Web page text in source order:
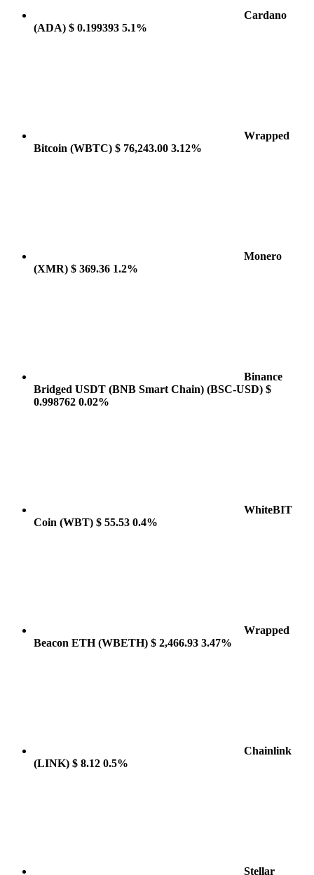
Cardano
(ADA) $ 0.199393 5.1%
Wrapped
Bitcoin (WBTC) $ 76,243.00 3.12%
Monero
(XMR) $ 369.36 1.2%
Binance
Bridged USDT (BNB Smart Chain) (BSC-USD) $
0.998762 0.02%
WhiteBIT
Coin (WBT) $ 55.53 0.4%
Wrapped
Beacon ETH(WBETH) $ 2,466.93 3.47%
Chainlink
(LINK) $ 8.12 0.5%
Stellar